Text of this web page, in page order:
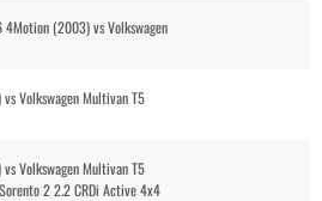
4Motion (2003) vs Volkswagen
Volkswagen Multivan T5
Volkswagen Multivan T5
2 2.2 CRDi Active 4x4